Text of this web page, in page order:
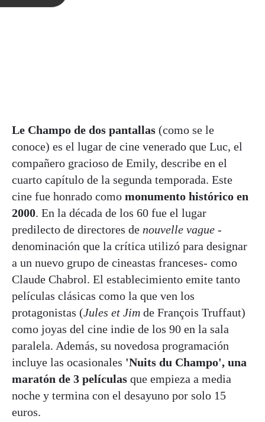
Le Champo de dos pantallas (como se le
conoce) es el lugar de cine venerado que Luc, el
compañero gracioso de Emily, describe en el
cuarto capítulo de la segunda temporada. Este
cine fue honrado como monumento histórico en
2000. En la década de los 60 fue el lugar
predilecto de directores de nouvelle vague -
denominación que la crítica utilizó para designar
a un nuevo grupo de cineastas franceses- como
Claude Chabrol. El establecimiento emite tanto
películas clásicas como la que ven los
protagonistas (Jules et Jim de François Truffaut)
como joyas del cine indie de los 90 en la sala
paralela. Además, su novedosa programación
incluye las ocasionales 'Nuits du Champo', una
maratón de 3 películas que empieza a media
noche y termina con el desayuno por solo 15
euros.